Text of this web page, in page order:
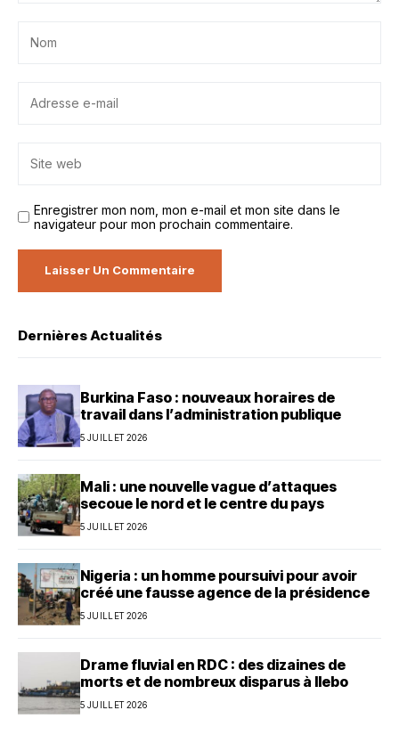
Enregistrer mon nom, mon e-mail et mon site dans le
navigateur pour mon prochain commentaire.
Dernières Actualités
Burkina Faso : nouveaux horaires de
travail dans l’administration publique
5 JUILLET 2026
Mali : une nouvelle vague d’attaques
secoue le nord et le centre du pays
5 JUILLET 2026
Nigeria : un homme poursuivi pour avoir
créé une fausse agence de la présidence
5 JUILLET 2026
Drame fluvial en RDC : des dizaines de
morts et de nombreux disparus à Ilebo
5 JUILLET 2026